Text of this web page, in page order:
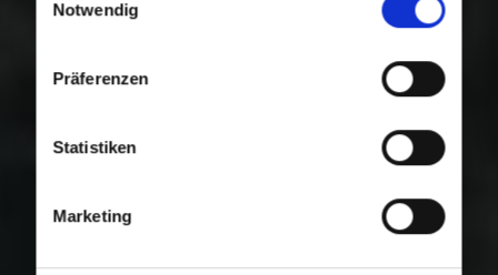
Nutzung der Dienste gesammelt haben.
Notwendig
Präferenzen
Statistiken
Marketing